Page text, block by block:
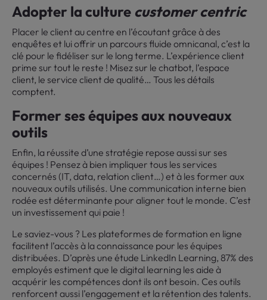
Adopter la culture customer centric
Placer le client au centre en l’écoutant grâce à des
enquêtes et lui offrir un parcours fluide omnicanal, c’est la
clé pour le fidéliser sur le long terme. L’expérience client
prime sur tout le reste ! Misez sur le chatbot, l’espace
client, le service client de qualité… Tous les détails
comptent.
Former ses équipes aux nouveaux
outils
Enfin, la réussite d’une stratégie repose aussi sur ses
équipes ! Pensez à bien impliquer tous les services
concernés (IT, data, relation client…) et à les former aux
nouveaux outils utilisés. Une communication interne bien
rodée est déterminante pour aligner tout le monde. C’est
un investissement qui paie !
Le saviez-vous ? Les plateformes de formation en ligne
facilitent l’accès à la connaissance pour les équipes
distribuées. D’après une étude LinkedIn Learning, 87% des
employés estiment que le digital learning les aide à
acquérir les compétences dont ils ont besoin. Ces outils
renforcent aussi l’engagement et la rétention des talents.